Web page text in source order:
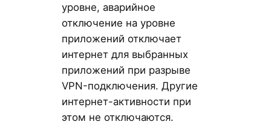
уровне, аварийное
отключение на уровне
приложений отключает
интернет для выбранных
приложений при разрыве
VPN-подключения. Другие
интернет-активности при
этом не отключаются.